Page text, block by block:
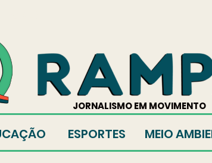
JORNALISMO EM MOVIMENTO
ESPORTES MEIO